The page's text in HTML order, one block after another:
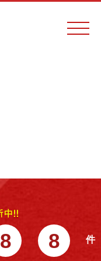
8 8